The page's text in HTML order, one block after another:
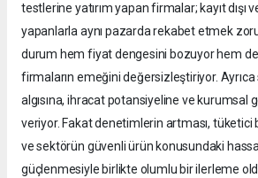
testlerine yatırım yapan firmalar; kayıt dışı
yapanlarla aynı pazarda rekabet etmek
durum hem fiyat dengesini bozuyor hem
firmaların emeğini değersizleştiriyor.
algısına, ihracat potansiyeline ve kurumsal
veriyor. Fakat denetimlerin artması, tüketici
ve sektörün güvenli ürün konusundaki
güçlenmesiyle birlikte olumlu bir ilerleme